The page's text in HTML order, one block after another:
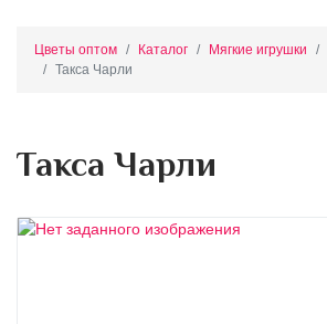
Цветы оптом Каталог Мягкие игрушки
Такса Чарли
Такса Чарли